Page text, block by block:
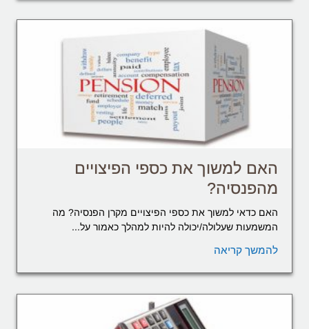
האם למשוך את כספי הפיצויים
מהפנסיה?
האם כדאי למשוך את כספי הפיצויים מקרן הפנסיה? מה
המשמעות שעלולה/יכולה להיות למהלך כאמור על...
להמשך קריאה